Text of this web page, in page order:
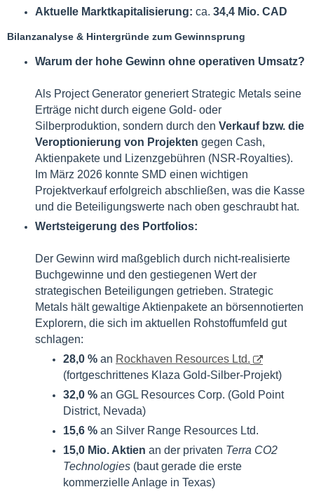
Aktuelle Marktkapitalisierung: ca. 34,4 Mio. CAD
Bilanzanalyse & Hintergründe zum Gewinnsprung
Warum der hohe Gewinn ohne operativen Umsatz?
Als Project Generator generiert Strategic Metals seine
Erträge nicht durch eigene Gold- oder
Silberproduktion, sondern durch den Verkauf bzw. die
Veroptionierung von Projekten gegen Cash,
Aktienpakete und Lizenzgebühren (NSR-Royalties).
Im März 2026 konnte SMD einen wichtigen
Projektverkauf erfolgreich abschließen, was die Kasse
und die Beteiligungswerte nach oben geschraubt hat.
Wertsteigerung des Portfolios:
Der Gewinn wird maßgeblich durch nicht-realisierte
Buchgewinne und den gestiegenen Wert der
strategischen Beteiligungen getrieben. Strategic
Metals hält gewaltige Aktienpakete an börsennotierten
Explorern, die sich im aktuellen Rohstoffumfeld gut
schlagen:
28,0 % an Rockhaven Resources Ltd.
(fortgeschrittenes Klaza Gold-Silber-Projekt)
32,0 % an GGL Resources Corp. (Gold Point
District, Nevada)
15,6 % an Silver Range Resources Ltd.
15,0 Mio. Aktien an der privaten Terra CO2
Technologies (baut gerade die erste
kommerzielle Anlage in Texas)